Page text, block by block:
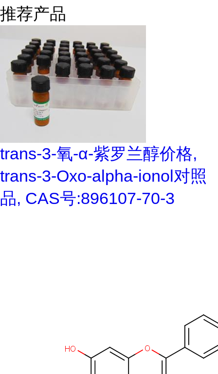
推荐产品
trans-3-氧-α-紫罗兰醇价格,
trans-3-Oxo-alpha-ionol对照
品, CAS号:896107-70-3